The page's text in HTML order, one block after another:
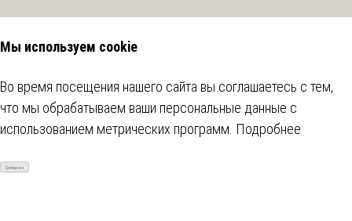
Мы используем cookie
Во время посещения нашего сайта вы соглашаетесь с тем,
что мы обрабатываем ваши персональные данные с
использованием метрических программ. Подробнее
Согласен